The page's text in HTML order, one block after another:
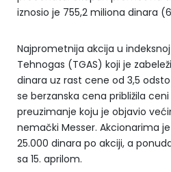
iznosio je 755,2 miliona dinara
Najprometnija akcija u
Tehnogas (TGAS) koji je
dinara uz rast cene od 3,5
se berzanska cena približila
preuzimanje koju je objavio
nemački Messer. Akcionarima
25.000 dinara po akciji, a
sa 15. aprilom.